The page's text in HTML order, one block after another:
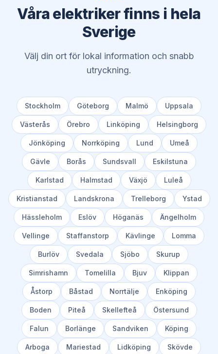
Våra elektriker finns i hela
Sverige
Välj din ort för lokal information och snabb
utryckning.
Stockholm Göteborg Malmö Uppsala
Västerås Örebro Linköping Helsingborg
Jönköping Norrköping Lund Umeå
Gävle Borås Sundsvall Eskilstuna
Karlstad Halmstad Växjö Luleå
Kristianstad Landskrona Trelleborg Ystad
Hässleholm Eslöv Höganäs Ängelholm
Vellinge Staffanstorp Kävlinge Lomma
Burlöv Svedala Sjöbo Skurup
Simrishamn Tomelilla Bjuv Klippan
Åstorp Båstad Norrtälje Enköping
Boden Piteå Skellefteå Östersund
Falun Borlänge Sandviken Köping
Arboga Mariestad Lidköping Skövde